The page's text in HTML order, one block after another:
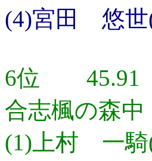
(4)宮田 悠世
6位 45.91
合志楓の森中
(1)上村 一騎